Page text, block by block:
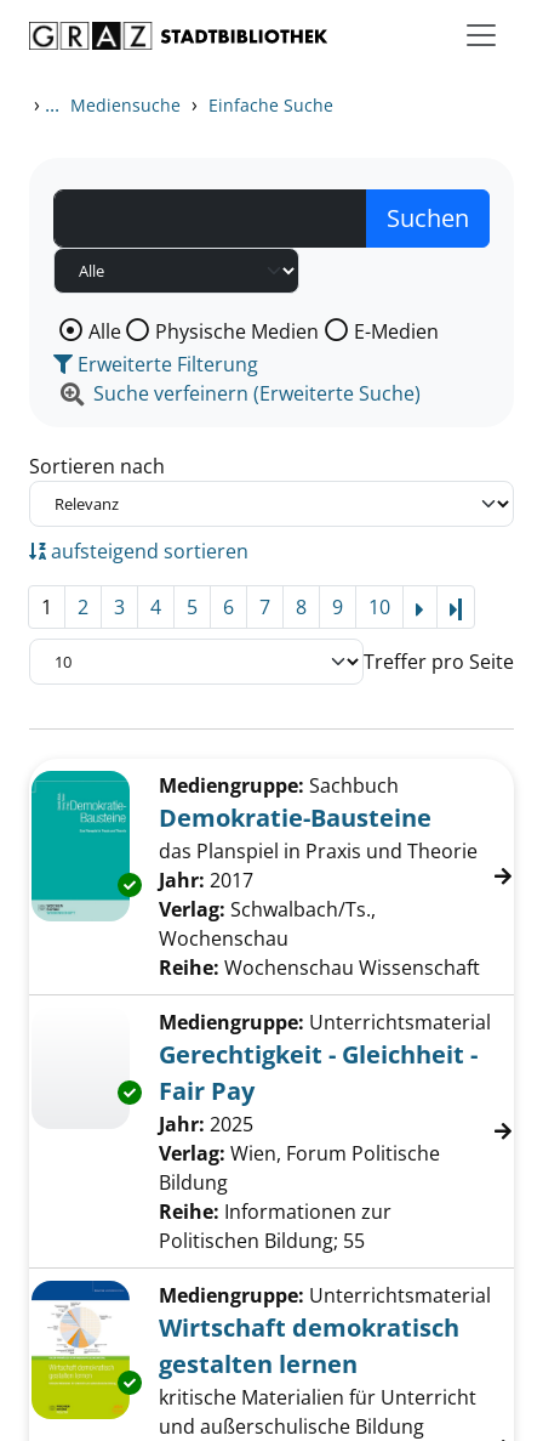
› ... Mediensuche › Einfache Suche
Wählen Sie die Medienart nach der Sie suchen wollen.
Alle Physische Medien
E-Medien
Erweiterte Filterung
Suche verfeinern (Erweiterte Suche)
Sortieren nach
aufsteigend sortieren
1 2 3 4 5 6 7 8 9 10
Treffer pro Seite
Zu den Suchfiltern springen
Exemplar-Details von Demokratie-Bausteine
Mediengruppe: Sachbuch
Demokratie-Bausteine
das Planspiel in Praxis und Theorie
Suche nach diesem Verfasser
Jahr: 2017
Verlag: Schwalbach/Ts.,
Wochenschau
Reihe: Wochenschau Wissenschaft
Exemplar-Details von Gerechtigkeit -
Mediengruppe: Unterrichtsmaterial
Gerechtigkeit - Gleichheit -
Fair Pay
Suche nach diesem Verfasser
Jahr: 2025
Verlag: Wien, Forum Politische
Bildung
Reihe: Informationen zur
Politischen Bildung; 55
Exemplar-Details von Wirtschaft
Mediengruppe: Unterrichtsmaterial
Wirtschaft demokratisch
gestalten lernen
kritische Materialien für Unterricht
und außerschulische Bildung